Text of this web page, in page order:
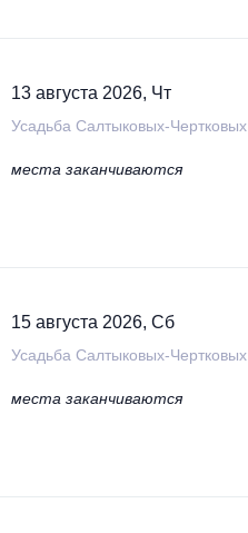
13 августа 2026, Чт
Усадьба Салтыковых-Чертковых
места заканчиваются
15 августа 2026, Сб
Усадьба Салтыковых-Чертковых
места заканчиваются